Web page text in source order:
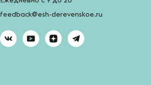
feedback@esh-derevenskoe.ru